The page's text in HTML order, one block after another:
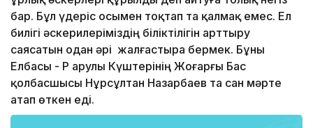
бар. Бұл үдеріс осымен тоқтап та қалмақ емес. Ел
билігі әскерилеріміздің біліктілігін арттыру
саясатын одан әрі жалғастыра бермек. Бұны
Елбасы - ҚР Қарулы Күштерінің Жоғарғы Бас
қолбасшысы Нұрсұлтан Назарбаев та сан мәрте
атап өткен еді.